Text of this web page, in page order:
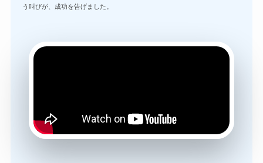
う叫びが、成功を告げました。